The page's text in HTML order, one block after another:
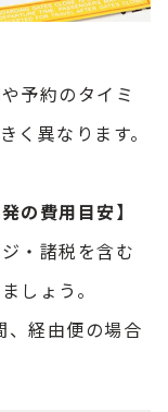
予約のタイミ
く異なります。
の費用目安】
・諸税を含む
しょう。
、経由便の場合